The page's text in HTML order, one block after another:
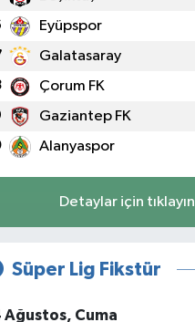
Eyüpspor
Galatasaray
Çorum FK
Gaziantep FK
Alanyaspor
Detaylar için tıklayın
Süper Lig Fikstür
Ağustos, Cuma